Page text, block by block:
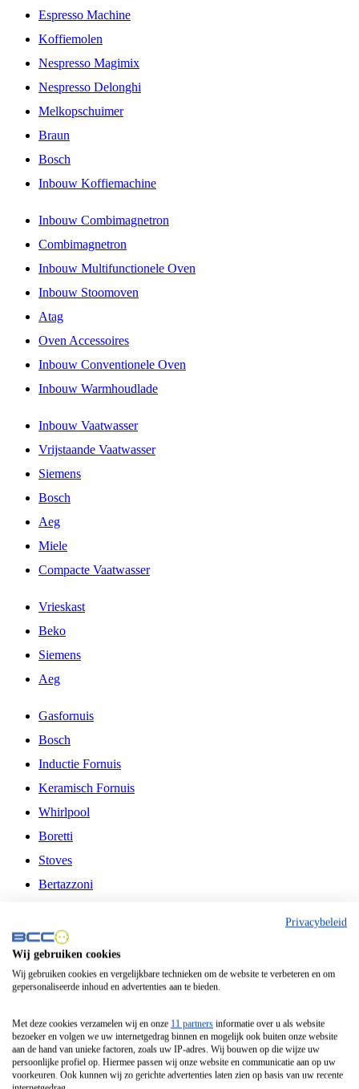
Espresso Machine
Koffiemolen
Nespresso Magimix
Nespresso Delonghi
Melkopschuimer
Braun
Bosch
Inbouw Koffiemachine
Inbouw Combimagnetron
Combimagnetron
Inbouw Multifunctionele Oven
Inbouw Stoomoven
Atag
Oven Accessoires
Inbouw Conventionele Oven
Inbouw Warmhoudlade
Inbouw Vaatwasser
Vrijstaande Vaatwasser
Siemens
Bosch
Aeg
Miele
Compacte Vaatwasser
Vrieskast
Beko
Siemens
Aeg
Gasfornuis
Bosch
Inductie Fornuis
Keramisch Fornuis
Whirlpool
Boretti
Stoves
Bertazzoni
Fitelli
Airfryer
Frituurpan
Contactgrill
Broodbakmachine
Broodrooster
Privacybeleid
Wij gebruiken cookies
Wij gebruiken cookies en vergelijkbare technieken om de website te verbeteren en om
gepersonaliseerde inhoud en advertenties aan te bieden.
Met deze cookies verzamelen wij en onze 11 partners informatie over u als website
bezoeker en volgen we uw internetgedrag binnen en mogelijk ook buiten onze website
aan de hand van unieke factoren, zoals uw IP-adres. Wij bouwen op die wijze uw
persoonlijke profiel op. Hiermee passen wij onze website en communicatie aan op uw
voorkeuren. Ook kunnen wij zo gerichte advertenties laten zien op basis van uw recente